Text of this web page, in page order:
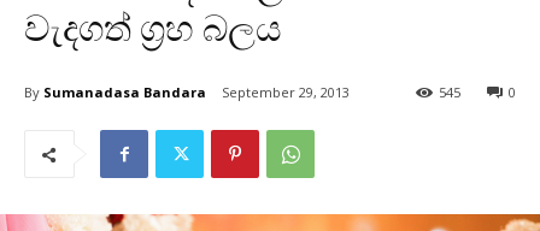
වැදගත් ග්‍රහ බලය
By Sumanadasa Bandara September 29, 2013 0
545